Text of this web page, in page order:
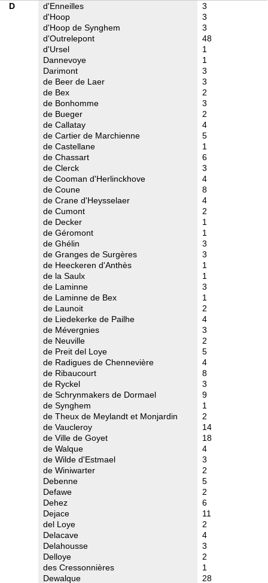
D
d'Enneilles
3
d'Hoop
3
d'Hoop de Synghem
3
d'Outrelepont
48
d'Ursel
1
Dannevoye
1
Darimont
3
de Beer de Laer
3
de Bex
2
de Bonhomme
3
de Bueger
2
de Callatay
4
de Cartier de Marchienne
5
de Castellane
1
de Chassart
6
de Clerck
3
de Cooman d'Herlinckhove
4
de Coune
8
de Crane d'Heysselaer
4
de Cumont
2
de Decker
1
de Géromont
1
de Ghélin
3
de Granges de Surgères
3
de Heeckeren d'Anthès
1
de la Saulx
1
de Laminne
3
de Laminne de Bex
1
de Launoit
2
de Liedekerke de Pailhe
4
de Mévergnies
3
de Neuville
2
de Preit del Loye
5
de Radigues de Chennevière
4
de Ribaucourt
8
de Ryckel
3
de Schrynmakers de Dormael
9
de Synghem
1
de Theux de Meylandt et Monjardin
2
de Vaucleroy
14
de Ville de Goyet
18
de Walque
4
de Wilde d'Estmael
3
de Winiwarter
2
Debenne
5
Defawe
2
Dehez
6
Dejace
11
del Loye
2
Delacave
4
Delahousse
3
Delloye
2
des Cressonnières
1
Dewalque
28